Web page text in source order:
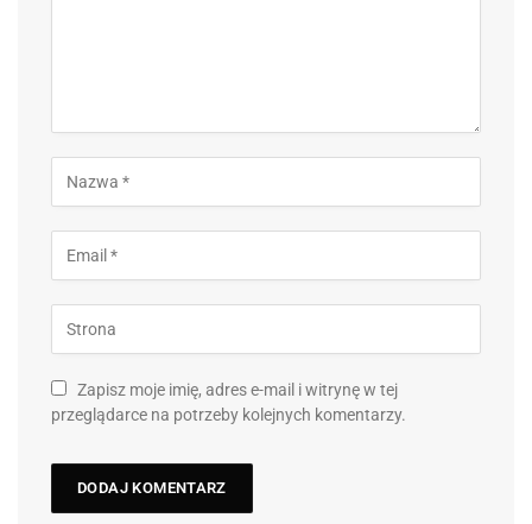
Zapisz moje imię, adres e-mail i witrynę w tej
przeglądarce na potrzeby kolejnych komentarzy.